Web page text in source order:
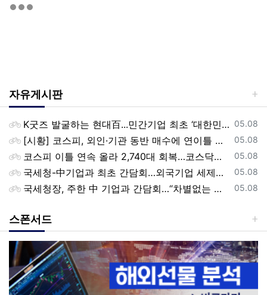
자유게시판
등록일
05.08
K굿즈 발굴하는 현대百...민간기업 최초 ‘대한민국 관광공모전’ 후원
등록일
05.08
[시황] 코스피, 외인·기관 동반 매수에 연이틀 상승…2745.05 마감
등록일
05.08
코스피 이틀 연속 올라 2,740대 회복…코스닥은 강보합(종합)
등록일
05.08
국세청-中기업과 최초 간담회…외국기업 세제혜택 등 논의
등록일
05.08
국세청장, 주한 中 기업과 간담회…“차별없는 공정과세 약속”
스폰서드